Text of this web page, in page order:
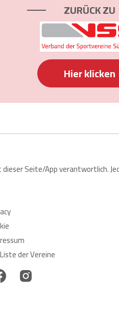
ZURÜCK ZU
Hier klicken
Seite/App verantwortlich.
der Vereine